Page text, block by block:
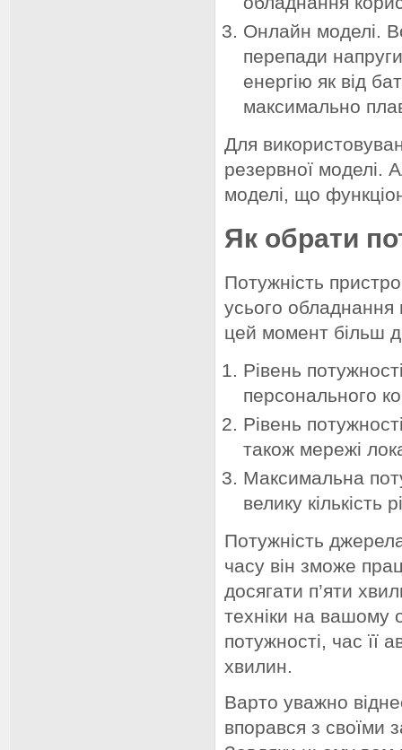
Онлайн моделі.
перепади
енергію як від
максимально
Для
резервної моделі.
моделі, що
Як обрати
Потужність
усього обладнання
цей момент більш
Рівень
персонального
Рівень
також мережі
Максимальна
велику кількість
Потужність
часу він зможе
досягати п’яти
техніки на вашому
потужності, час її
хвилин.
Варто уважно
впорався з своїми